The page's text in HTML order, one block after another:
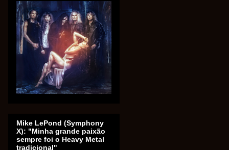
Mike LePond (Symphony
X): "Minha grande paixão
sempre foi o Heavy Metal
tradicional"